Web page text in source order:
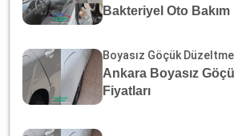
Bakteriyel Oto Bakım
Boyasız Göçük Düzeltme
Ankara Boyasız
Fiyatları